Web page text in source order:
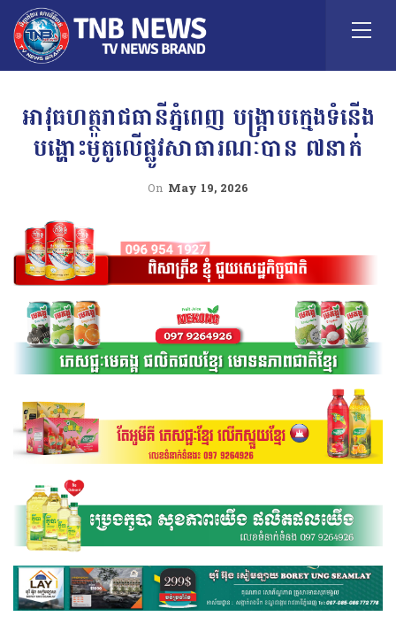
អាវុធហត្ថរាជធានីភ្នំពេញ បង្ក្រាបក្មេងទំនើង
បង្ហោះម៉ូតូលើផ្លូវសាធារណៈបាន ៧នាក់
On May 19, 2026